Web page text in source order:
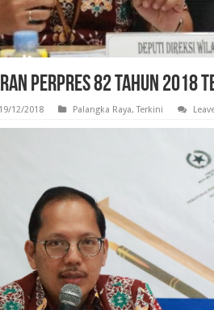
Perpres 82 Tahun 2018
19/12/2018 Palangka Raya,Terkini